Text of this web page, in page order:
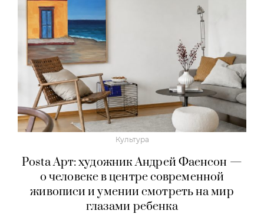
Культура
Posta Арт: художник Андрей Фаенсон —
о человеке в центре современной
живописи и умении смотреть на мир
глазами ребенка